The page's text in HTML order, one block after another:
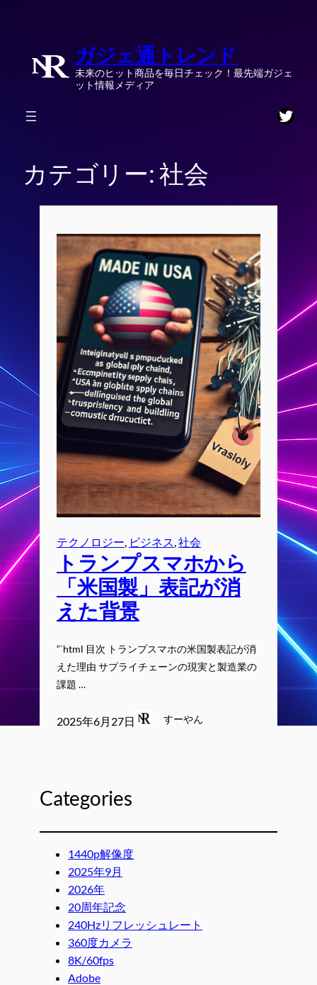
ガジェ通トレンド
未来のヒット商品を毎日チェック！最先端ガジェ
ット情報メディア
カテゴリー:社会
テクノロジー, ビジネス, 社会
トランプスマホから
「米国製」表記が消
えた背景
“`html 目次 トランプスマホの米国製表記が消
えた理由 サプライチェーンの現実と製造業の
課題 …
2025年6月27日 すーやん
Categories
1440p解像度
2025年9月
2026年
20周年記念
240Hzリフレッシュレート
360度カメラ
8K/60fps
Adobe